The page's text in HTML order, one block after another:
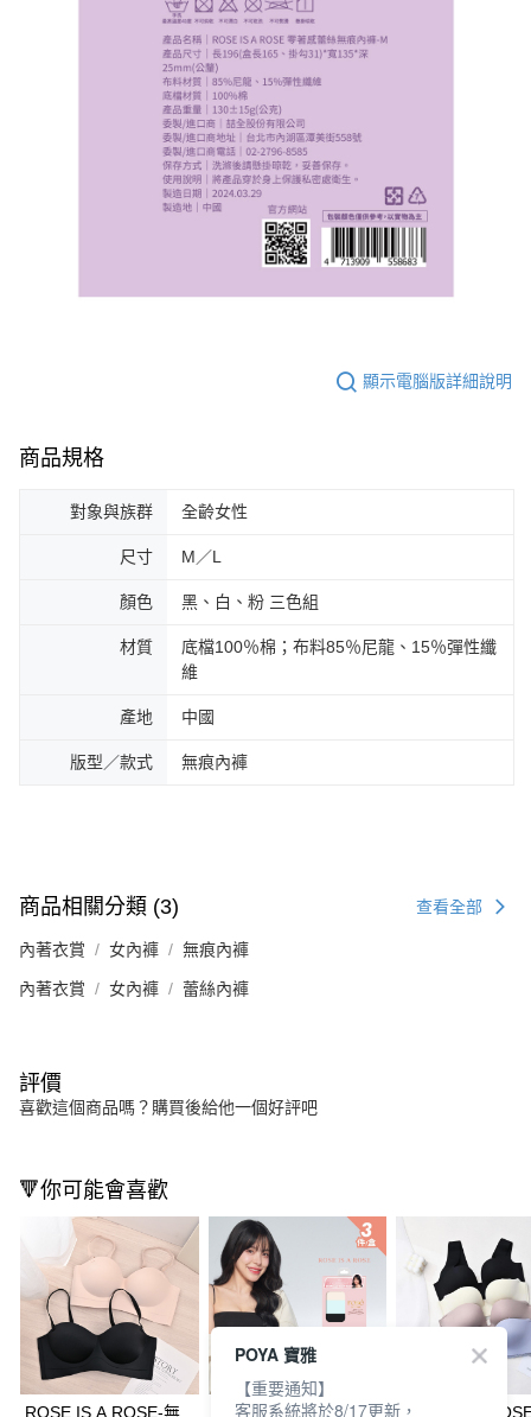
顯示電腦版詳細說明
商品規格
對象與族群 全齡女性
尺寸 M／L
顏色 黑、白、粉 三色組
材質
底檔100％棉；布料85％尼龍、15％彈性纖
維
產地 中國
版型／款式 無痕內褲
商品相關分類 (3) 查看全部
內著衣賞 女內褲 無痕內褲
內著衣賞 女內褲 蕾絲內褲
評價
喜歡這個商品嗎？購買後給他一個好評吧
🔻你可能會喜歡
ROSE IS A ROSE-無 ROSE IS A ROSE-無 ROSE IS A
POYA 寶雅
【重要通知】
客服系統將於8/17更新，